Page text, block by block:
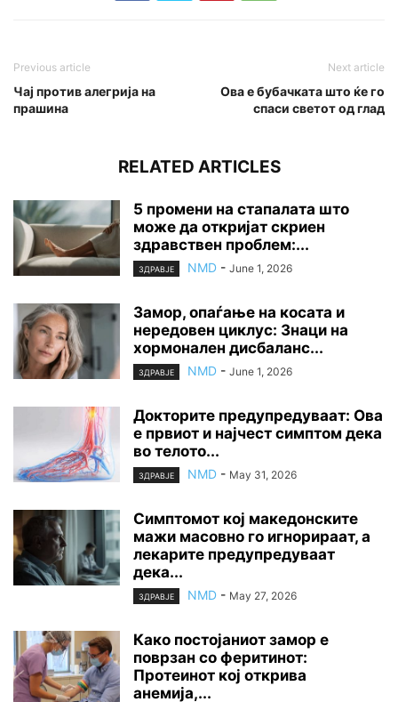
Previous article
Чај против алегрија на
прашина
Next article
Ова е бубачката што ќе го
спаси светот од глад
RELATED ARTICLES
5 промени на стапалата што
може да откријат скриен
здравствен проблем:...
ЗДРАВЈЕ NMD - June 1, 2026
Замор, опаѓање на косата и
нередовен циклус: Знаци на
хормонален дисбаланс...
ЗДРАВЈЕ NMD - June 1, 2026
Докторите предупредуваат: Ова
е првиот и најчест симптом дека
во телото...
ЗДРАВЈЕ NMD - May 31, 2026
Симптомот кој македонските
мажи масовно го игнорираат, а
лекарите предупредуваат
дека...
ЗДРАВЈЕ NMD - May 27, 2026
Како постојаниот замор е
поврзан со феритинот:
Протеинот кој открива
анемија,...